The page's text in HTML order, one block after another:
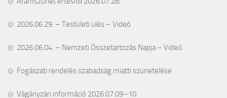
2026.06.29. – Testületi ülés – Videó
2026.06.04. – Nemzeti Összetartozás Napja – Videó
Fogászati rendelés szabadság miatti szünetelése
Vágányzári információ 2026.07.09–10.